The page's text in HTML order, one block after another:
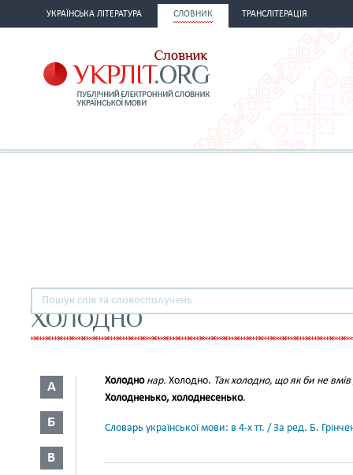
УКРАЇНСЬКА ЛІТЕРАТУРА СЛОВНИК ТРАНСЛІТЕРАЦІЯ
ХОЛОДНО
А
Б
В
Холодно нар. Холодно. Так холодно, що як би не
Холодненько, холоднесенько.
Словарь української мови: в 4-х тт. / За ред. Б.